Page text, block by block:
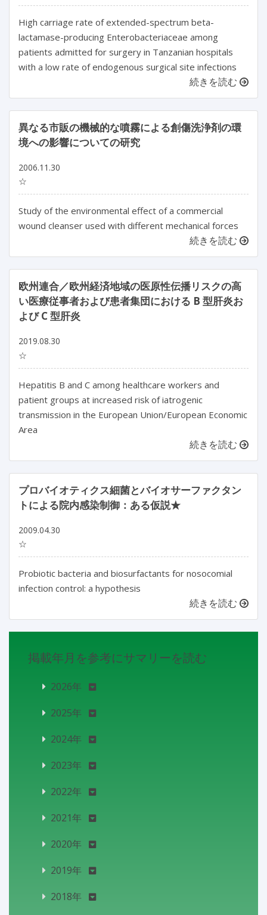
High carriage rate of extended-spectrum beta-
lactamase-producing Enterobacteriaceae among
patients admitted for surgery in Tanzanian hospitals
with a low rate of endogenous surgical site infections
続きを読む
異なる市販の機械的な噴霧による創傷洗浄剤の環
境への影響についての研究
2006.11.30
☆
Study of the environmental effect of a commercial
wound cleanser used with different mechanical forces
続きを読む
欧州連合／欧州経済地域の医原性伝播リスクの高
い医療従事者および患者集団における B 型肝炎お
よび C 型肝炎
2019.08.30
☆
Hepatitis B and C among healthcare workers and
patient groups at increased risk of iatrogenic
transmission in the European Union/European Economic
Area
続きを読む
プロバイオティクス細菌とバイオサーファクタン
トによる院内感染制御：ある仮説★
2009.04.30
☆
Probiotic bacteria and biosurfactants for nosocomial
infection control: a hypothesis
続きを読む
掲載年月を参考にサマリーを読む
2026年
2025年
2024年
2023年
2022年
2021年
2020年
2019年
2018年